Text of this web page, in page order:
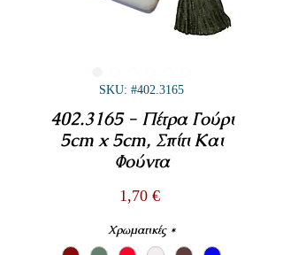
SKU: #402.3165
402.3165 - Πέτρα Γούρι
5cm x 5cm, Σπίτι Και
Φούντα
1,70 €Τιμή
Χρωματικές *